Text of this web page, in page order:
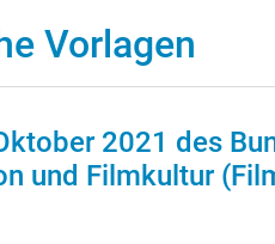
Vorlagen
2021 des
und Filmkultur